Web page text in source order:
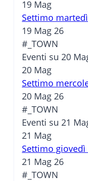
19 Mag
Settimo
19 Mag 26
#_TOWN
Eventi su 20
20 Mag
Settimo
20 Mag 26
#_TOWN
Eventi su 21
21 Mag
Settimo
21 Mag 26
#_TOWN